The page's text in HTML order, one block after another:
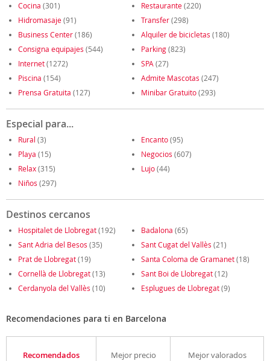
Cocina (301) Restaurante(220)
Hidromasaje(91) Transfer(298)
Business Center(186) Alquiler de bicicletas (180)
Consigna equipajes (544) Parking(823)
Internet(1272) SPA (27)
Piscina (154) Admite Mascotas (247)
Prensa Gratuita (127) Minibar Gratuito(293)
Especial para...
Rural (3) Encanto(95)
Playa (15) Negocios (607)
Relax(315) Lujo(44)
Niños (297)
Destinos cercanos
Hospitalet de Llobregat(192) Badalona (65)
Sant Adria del Besos (35) Sant Cugat del Vallès (21)
Prat de Llobregat(19) Santa Coloma de Gramanet(18)
Cornellà de Llobregat(13) Sant Boi de Llobregat(12)
Cerdanyola del Vallès (10) Esplugues de Llobregat(9)
Recomendaciones para ti en Barcelona
Recomendados Mejor precio Mejor valorados